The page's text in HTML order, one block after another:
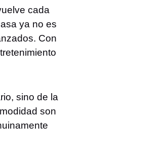
cada
ya no es
Con
sino de la
son